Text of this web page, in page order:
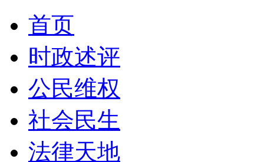
首页
时政述评
公民维权
社会民生
法律天地